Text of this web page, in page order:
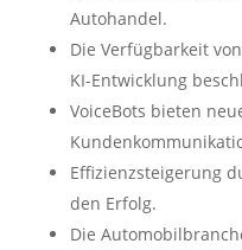
Autohandel.
Die Verfügbarkeit
KI-Entwicklung
VoiceBots bieten
Effizienzsteigerung
den Erfolg.
Die